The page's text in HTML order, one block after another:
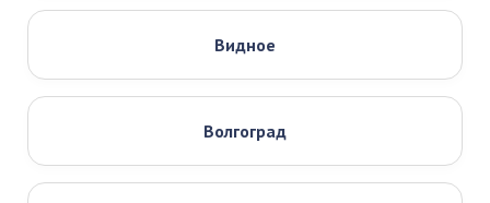
Видное
Волгоград